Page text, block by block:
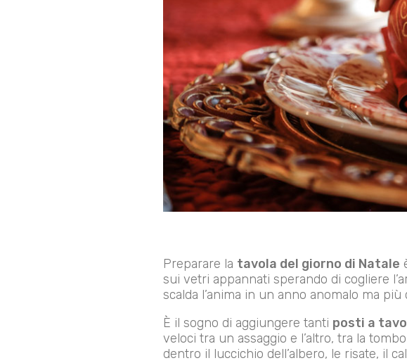
Preparare la tavola del giorno di Natale
sui vetri appannati sperando di cogliere
scalda l’anima in un anno anomalo ma
È il sogno di aggiungere tanti posti a
veloci tra un assaggio e l’altro, tra la
dentro il luccichio dell’albero, le risate, il